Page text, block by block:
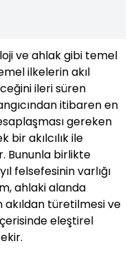
ve ahlak gibi temel
ilkelerin akıl
ileri süren
itibaren en
gereken
bir akılcılık ile
Bununla birlikte
felsefesinin varlığı
ahlaki alanda
akıldan türetilmesi ve
eleştirel